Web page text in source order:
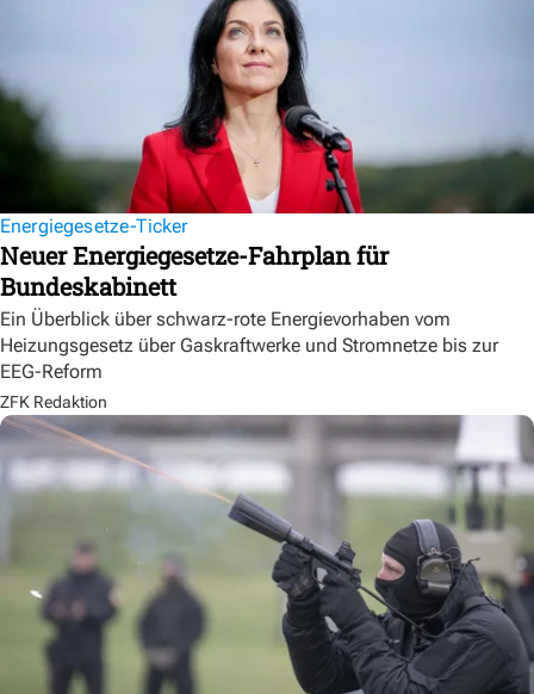
Energiegesetze-Ticker
Neuer Energiegesetze-Fahrplan für
Bundeskabinett
Ein Überblick über schwarz-rote Energievorhaben vom
Heizungsgesetz über Gaskraftwerke und Stromnetze bis zur
EEG-Reform
ZFK Redaktion